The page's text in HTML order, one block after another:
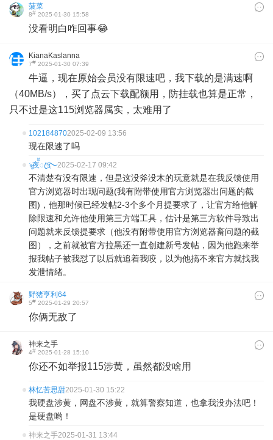
菠菜
8# 2025-01-30 15:58
没看明白咋回事😂
KianaKaslanna
7# 2025-01-30 07:39
牛逼，现在原始会员没有限速吧，我下载的是满速啊
（40MB/s），买了点云下载配额用，防挂载也算是正常，
只不过是这115浏览器属实，太难用了
1021848702025-02-09 13:56
现在限速了吗
ৡ夜้้ꦿ࿐2025-02-17 09:42
不清楚有没有限速，但是这没斧没木的玩意就是在我反馈使用
官方浏览器时出现问题(我有附带使用官方浏览器出问题的截
图)，他那时候已经发帖2-3个多个月提要求了，让官方给他解
除限速和允许他使用第三方端工具，估计是第三方软件导致出
问题就来反馈提要求（他没有附带使用官方浏览器畜问题的截
图），之前就被官方拉黑还一直创建新号发帖，因为他跑来举
报我帖子被我怼了以后就追着我咬，以为他搞不来官方就找我
发泄情绪。
野猪亨利64
5# 2025-01-29 20:57
你俩无敌了
神来之手
4# 2025-01-28 15:10
你还不如举报115涉黄，虽然都没啥用
林忆苦思甜2025-01-30 15:22
我硬盘涉黄，网盘不涉黄，就算警察知道，也拿我没办法吧！
是硬盘哟！
神来之手2025-01-31 13:44